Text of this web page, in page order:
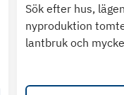
Sök efter hus,
nyproduktion
lantbruk och